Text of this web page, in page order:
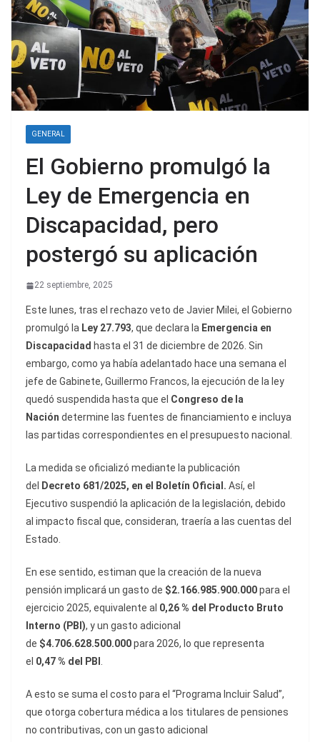
GENERAL
El Gobierno promulgó la
Ley de Emergencia en
Discapacidad, pero
postergó su aplicación
22 septiembre, 2025
Este lunes, tras el rechazo veto de Javier Milei, el Gobierno
promulgó la Ley 27.793, que declara la Emergencia en
Discapacidad hasta el 31 de diciembre de 2026. Sin
embargo, como ya había adelantado hace una semana el
jefe de Gabinete, Guillermo Francos, la ejecución de la ley
quedó suspendida hasta que el Congreso de la
Nación determine las fuentes de financiamiento e incluya
las partidas correspondientes en el presupuesto nacional.
La medida se oficializó mediante la publicación
del
Decreto 681/2025, en el Boletín Oficial. Así, el
Ejecutivo suspendió la aplicación de la legislación, debido
al impacto fiscal que, consideran, traería a las cuentas del
Estado.
En ese sentido, estiman que la creación de la nueva
pensión implicará un gasto de $2.166.985.900.000para el
ejercicio 2025, equivalente al 0,26 % del Producto Bruto
Interno (PBI), y un gasto adicional
de $4.706.628.500.000para 2026, lo que representa
el 0,47 % del PBI .
A esto se suma el costo para el “Programa Incluir Salud”,
que otorga cobertura médica a los titulares de pensiones
no contributivas, con un gasto adicional